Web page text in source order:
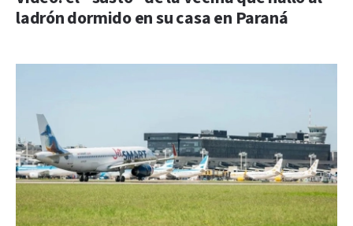
ladrón dormido en su casa en Paraná